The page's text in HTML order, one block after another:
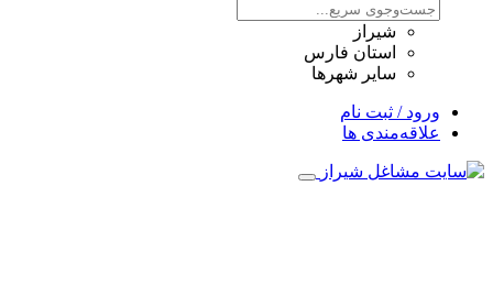
استان فارس
سایر شهرها
/ ثبت نام
ها